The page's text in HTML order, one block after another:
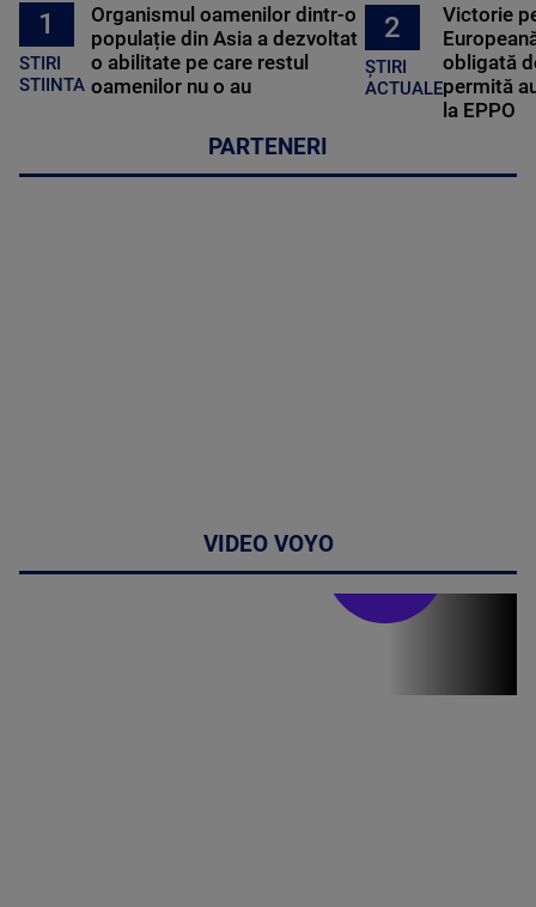
1
STIRI
STIINTA
Organismul oamenilor dintr-o
populație din Asia a dezvoltat
o abilitate pe care restul
oamenilor nu o au
2
ȘTIRI
ACTUALE
Victorie
obligată
permită
la EPPO
PARTENERI
VIDEO VOYO
Stirile PRO TV